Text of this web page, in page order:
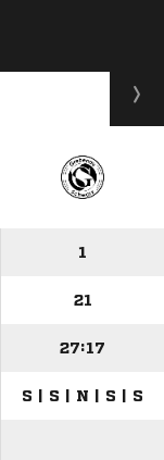
1
21
27:17
S | S | N | S | S